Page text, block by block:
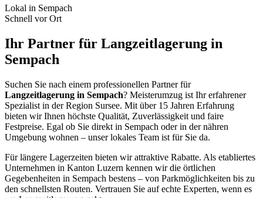
Lokal in Sempach
Schnell vor Ort
Ihr Partner für Langzeitlagerung in
Sempach
Suchen Sie nach einem professionellen Partner für
Langzeitlagerung in Sempach? Meisterumzug ist Ihr erfahrener
Spezialist in der Region Sursee. Mit über 15 Jahren Erfahrung
bieten wir Ihnen höchste Qualität, Zuverlässigkeit und faire
Festpreise. Egal ob Sie direkt in Sempach oder in der nähren
Umgebung wohnen – unser lokales Team ist für Sie da.
Für längere Lagerzeiten bieten wir attraktive Rabatte. Als etabliertes
Unternehmen in Kanton Luzern kennen wir die örtlichen
Gegebenheiten in Sempach bestens – von Parkmöglichkeiten bis zu
den schnellsten Routen. Vertrauen Sie auf echte Experten, wenn es